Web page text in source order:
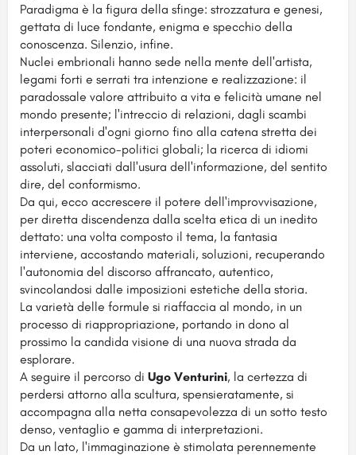
Paradigma è la figura della sfinge: strozzatura e genesi,
gettata di luce fondante, enigma e specchio della
conoscenza. Silenzio, infine.
Nuclei embrionali hanno sede nella mente dell'artista,
legami forti e serrati tra intenzione e realizzazione: il
paradossale valore attribuito a vita e felicità umane nel
mondo presente; l'intreccio di relazioni, dagli scambi
interpersonali d'ogni giorno fino alla catena stretta dei
poteri economico-politici globali; la ricerca di idiomi
assoluti, slacciati dall'usura dell'informazione, del sentito
dire, del conformismo.
Da qui, ecco accrescere il potere dell'improvvisazione,
per diretta discendenza dalla scelta etica di un inedito
dettato: una volta composto il tema, la fantasia
interviene, accostando materiali, soluzioni, recuperando
l'autonomia del discorso affrancato, autentico,
svincolandosi dalle imposizioni estetiche della storia.
La varietà delle formule si riaffaccia al mondo, in un
processo di riappropriazione, portando in dono al
prossimo la candida visione di una nuova strada da
esplorare.
A seguire il percorso di Ugo Venturini, la certezza di
perdersi attorno alla scultura, spensieratamente, si
accompagna alla netta consapevolezza di un sotto testo
denso, ventaglio e gamma di interpretazioni.
Da un lato, l'immaginazione è stimolata perennemente